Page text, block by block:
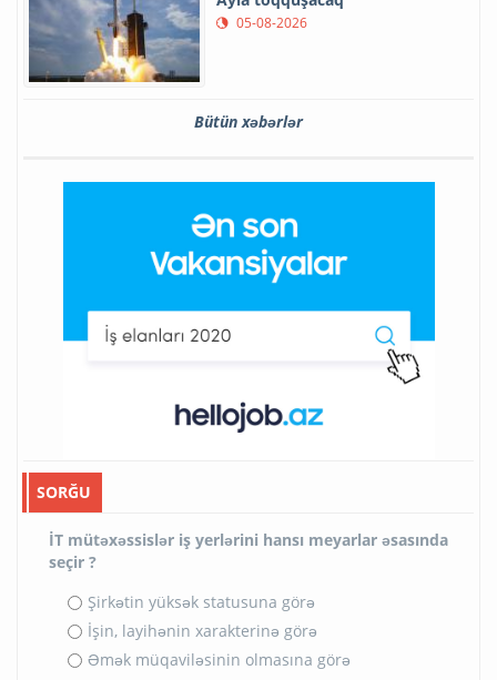
05-08-2026
Bütün xəbərlər
SORĞU
İT mütəxəssislər iş yerlərini hansı meyarlar əsasında
seçir ?
Şirkətin yüksək statusuna görə
İşin, layihənin xarakterinə görə
Əmək müqaviləsinin olmasına görə